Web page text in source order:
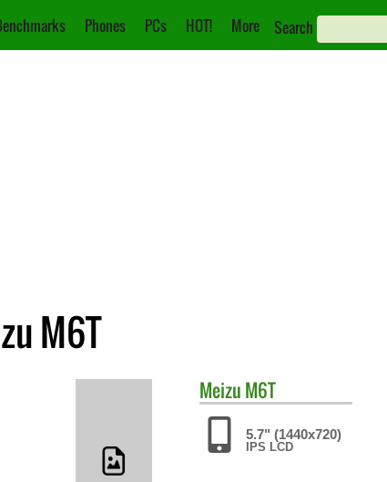
Phones PCs HOT! More Search
M6T
Meizu M6T
5.7" (1440x720)
IPS LCD